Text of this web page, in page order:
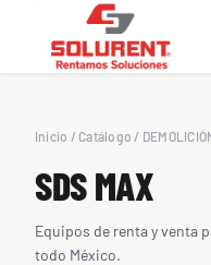
Inicio / Catálogo /
SDS MAX
Equipos de renta y venta
todo México.